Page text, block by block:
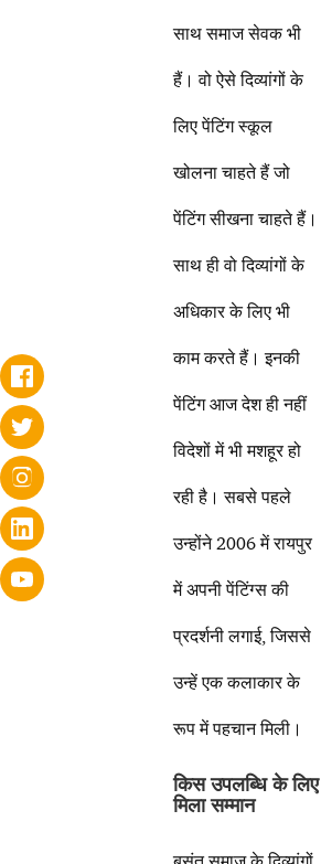
साथ समाज सेवक भी
हैं। वो ऐसे दिव्यांगों के
लिए पेंटिंग स्कूल
खोलना चाहते हैं जो
पेंटिंग सीखना चाहते हैं।
साथ ही वो दिव्यांगों के
अधिकार के लिए भी
काम करते हैं। इनकी
पेंटिंग आज देश ही नहीं
विदेशों में भी मशहूर हो
रही है। सबसे पहले
उन्होंने 2006 में रायपुर
में अपनी पेंटिंग्स की
प्रदर्शनी लगाई, जिससे
उन्हें एक कलाकार के
रूप में पहचान मिली।
किस उपलब्धि के लिए
मिला सम्मान